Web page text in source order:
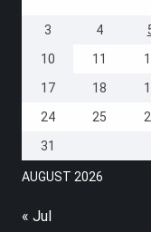
AUGUST 2026
3
4
10
11
17
18
24
25
31
« Jul